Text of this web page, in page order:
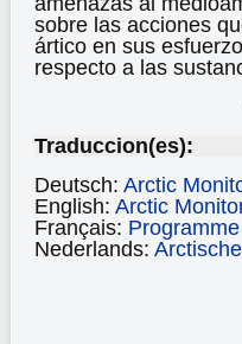
sobre las acciones
ártico en sus
respecto a las
Traduccion(es):
Deutsch: Arctic
English: Arctic
Français:
Nederlands: